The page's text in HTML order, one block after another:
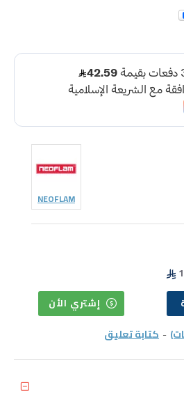
- كتابة تعليق
NEOFLAM
إشتري الأن